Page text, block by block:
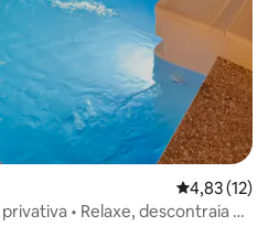
4,83 de uma
4,83 (12)
• Relaxe, descontraia e